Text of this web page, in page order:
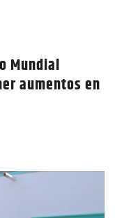
Mundial
aumentos en